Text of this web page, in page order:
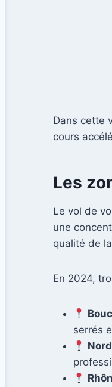
Dans cette
cours
Les
Le vol de
une
qualité de
En 2024,
serrés
Nord